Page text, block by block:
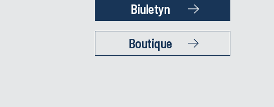
Biuletyn
Boutique